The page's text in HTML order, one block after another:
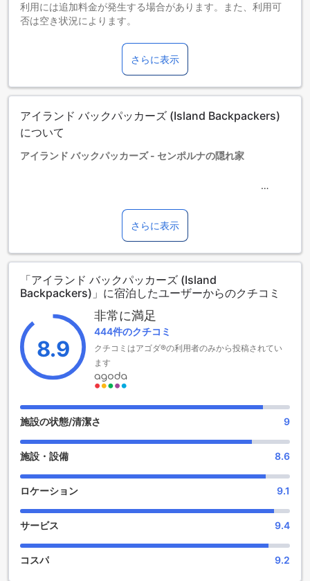
利用には追加料金が発生する場合があります。また、利用可
否は空き状況によります。
エキストラベッドをお申し込みください。
13歳以上の宿泊者は大人とみなされます。
エキストラベッドの追加可否は、ルームタイプにより異なり
ます。各ルームタイプ欄の記載をお確かめください。ルーム
ていない場合は、エキストラベッドの追加はできません。
【ご注意】6部屋以上をご予約の場合は、異なるご予約条件や
さらに表示
アイランド バックパッカーズ (Island Backpackers)
について
アイランド バックパッカーズ - センポルナの隠れ家
パッカーズは、バックパッカーや旅行者に理想的な宿泊施設
です。2000年に建設され、2017年に改装されたこのホテル
は、快適さと便利さを兼ね備えた魅力的な空間を提供しま
す。全3室の客室は、シンプルでありながら心地よい雰囲気を
醸し出しており、リラックスしたひとときをお過ごしいただ
けます。
チェックインは午後2時から、チェックアウトは正午12時まで
可能で、自由な時間を持つことができます。また、空港まで
のアクセスも良好で、車で約90分の距離にあります。特に家
族旅行に嬉しいのは、2歳から12歳までのお子様が無料で宿泊
できるポリシーです。アイランド バックパッカーズで、心温
まる思い出を作りませんか？
アイランド バックパッカーズのエンターテインメント施設
アイランド バックパッカーズでは、滞在中に楽しめる多彩な
便利なショップがあり、旅行に必要なアイテムやお土産を手
軽に購入することができます。地元の特産品や手作りの工芸
品など、ユニークな商品が多数取り揃えられており、訪れる
たびに新しい発見があります。
反映した商品が並んでおり、買い物を通じて地域の魅力を感
じることができます。アイランド バックパッカーズでの滞在
をより思い出深いものにするために、ぜひお立ち寄りくださ
い。楽しいショッピング体験が待っています！
さらに表示
「アイランド バックパッカーズ (Island
Backpackers)」に宿泊したユーザーからのクチコミ
8.9
非常に満足
444件のクチコミ
クチコミはアゴダ®の利用者のみから投稿されてい
ます
施設の状態/清潔さ 9
施設・設備 8.6
ロケーション 9.1
サービス 9.4
コスパ 9.2